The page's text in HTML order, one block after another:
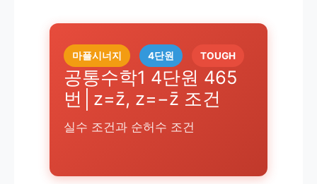
마플시너지 4단원 TOUGH
공통수학1 4단원 465
번│z=z̄, z=−z̄ 조건
실수 조건과 순허수 조건